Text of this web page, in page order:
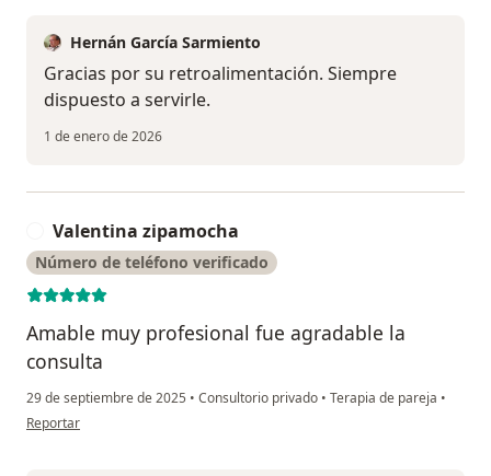
Hernán García Sarmiento
Gracias por su retroalimentación. Siempre
dispuesto a servirle.
1 de enero de 2026
Valentina zipamocha
Número de teléfono verificado
Amable muy profesional fue agradable la
consulta
29 de septiembre de 2025 • Consultorio privado • Terapia de pareja •
en opinión del usuario Valentina zipamocha
Reportar